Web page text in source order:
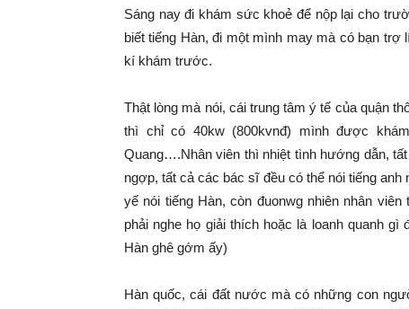
Sáng nay đi khám sức khoẻ để nộp lại cho
biết tiếng Hàn, đi một mình may mà có bạn
kí khám trước.
Thật lòng mà nói, cái trung tâm ý tế của quận
thì chỉ có 40kw (800kvnđ) mình được
Quang….Nhân viên thì nhiệt tình hướng dẫn,
ngợp, tất cả các bác sĩ đều có thể nói tiếng
yế nói tiếng Hàn, còn đuonwg nhiên nhân
phải nghe họ giải thích hoặc là loanh quanh
Hàn ghê gớm ấy)
Hàn quốc, cái đất nước mà có những con